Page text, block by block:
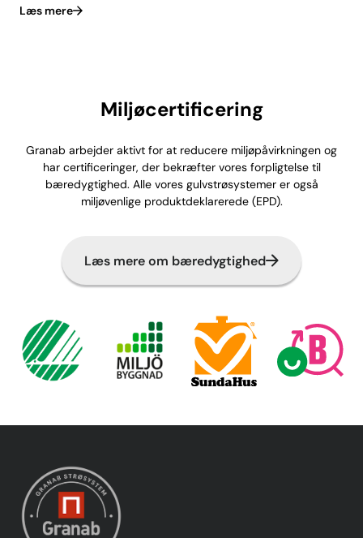
Læs mere
Miljøcertificering
Granab arbejder aktivt for at reducere miljøpåvirkningen og
har certificeringer, der bekræfter vores forpligtelse til
bæredygtighed. Alle vores gulvstrøsystemer er også
miljøvenlige produktdeklarerede (EPD).
Læs mere om bæredygtighed